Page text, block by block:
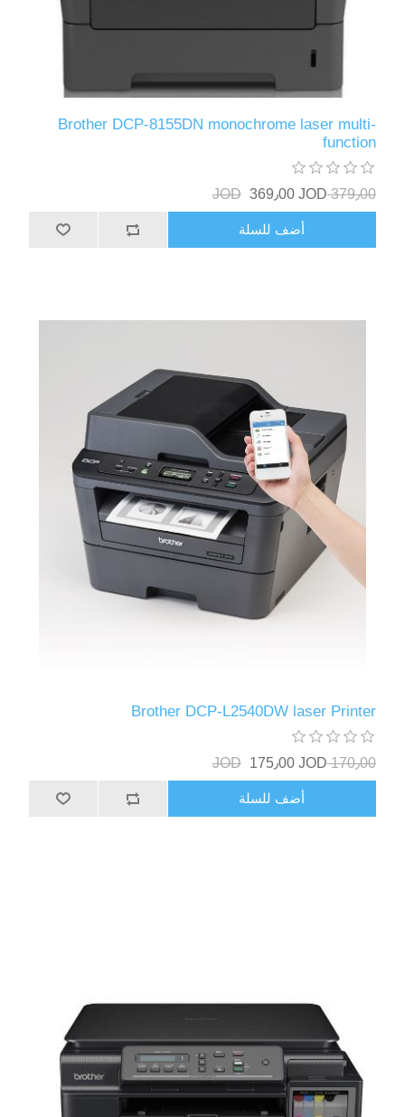
Brother DCP-8155DN monochrome laser multi-
function
379٫00 JOD 369٫00 JOD
أضف للسلة
Brother DCP-L2540DW laser Printer
170٫00 JOD 175٫00 JOD
أضف للسلة